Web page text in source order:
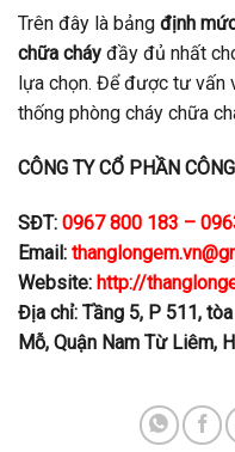
Trên đây là bảng định
chữa cháy đầy đủ nhất
lựa chọn. Để được tư vấn
thống phòng cháy chữa
CÔNG TY CỔ PHẦN
SĐT: 0967 800 183 –
Email:
Website: http://
Địa chỉ: Tầng 5, P 511,
Mỗ, Quận Nam Từ Liêm,